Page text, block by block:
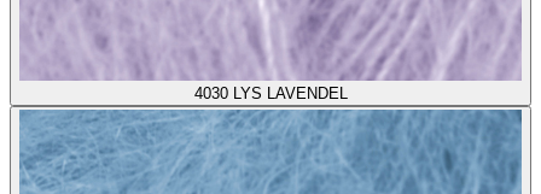
4030 LYS LAVENDEL